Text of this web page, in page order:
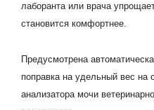
лаборанта или врача
становится комфортнее.
Предусмотрена
поправка на удельный вес на
анализатора мочи